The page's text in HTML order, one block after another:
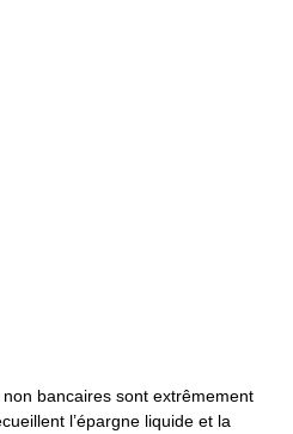
bancaires sont extrêmement
l’épargne liquide et la